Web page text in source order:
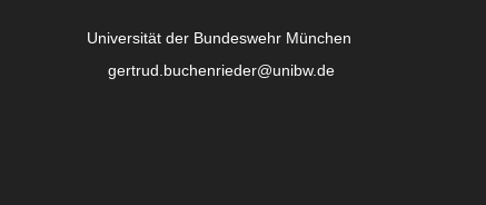
Universität der Bundeswehr München
gertrud.buchenrieder@unibw.de